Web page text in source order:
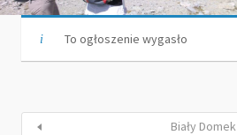
To ogłoszenie wygasło
Biały Domek